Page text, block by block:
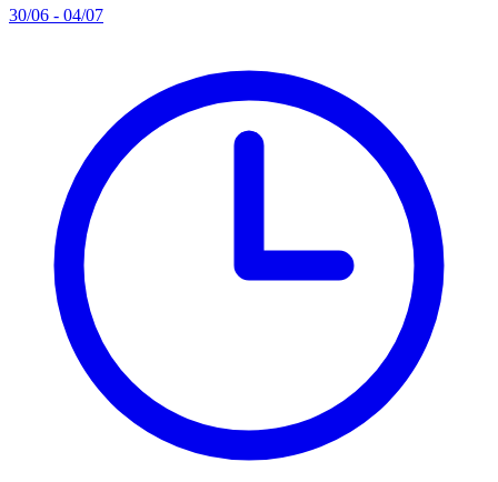
30/06 - 04/07